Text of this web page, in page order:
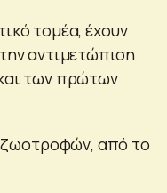
τομέα, έχουν
αντιμετώπιση
των πρώτων
ζωοτροφών, από το